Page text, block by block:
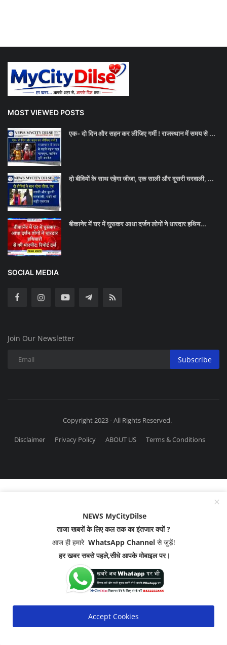
MOST VIEWED POSTS
एक- दो दिन और सहन कर लीजिए गर्मी ! राजस्थान में समय से ...
दो बीवियों के साथ रहेगा जीजा, एक साली और दूसरी घरवाली, ...
बीकानेर में घर में घुसकर आधा दर्जन लोगों ने धारदार हथिय...
SOCIAL MEDIA
Join Our Newsletter
Subscribe
Copyright 2023 - All Rights Reserved.
Disclaimer Privacy Policy ABOUT US Terms & Conditions
NEWS MyCityDilse
ताजा खबरों के लिए कल तक का इंतजार क्यों ?
आज ही हमारे WhatsApp Channelसे जुड़ें!
हर खबर सबसे पहले,सीधे आपके मोबाइल पर।
Accept Cookies